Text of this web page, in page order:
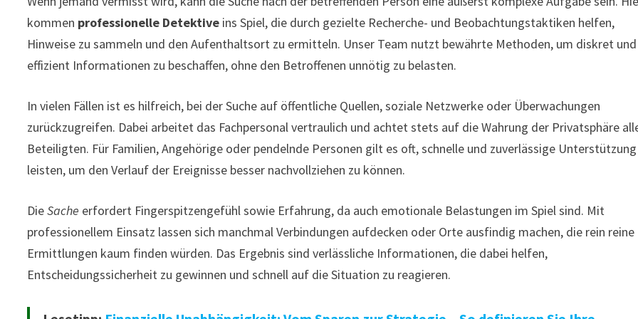
kommen professionelle Detektive ins Spiel, die durch gezielte Recherche- und Beobachtungstaktiken helfen,
Hinweise zu sammeln und den Aufenthaltsort zu ermitteln. Unser Team nutzt bewährte Methoden, um diskret und
effizient Informationen zu beschaffen, ohne den Betroffenen unnötig zu belasten.
In vielen Fällen ist es hilfreich, bei der Suche auf öffentliche Quellen, soziale Netzwerke oder Überwachungen
zurückzugreifen. Dabei arbeitet das Fachpersonal vertraulich und achtet stets auf die Wahrung der Privatsphäre
Beteiligten. Für Familien, Angehörige oder pendelnde Personen gilt es oft, schnelle und zuverlässige Unterstützung
leisten, um den Verlauf der Ereignisse besser nachvollziehen zu können.
DieSache erfordert Fingerspitzengefühl sowie Erfahrung, da auch emotionale Belastungen im Spiel sind. Mit
professionellem Einsatz lassen sich manchmal Verbindungen aufdecken oder Orte ausfindig machen, die rein reine
Ermittlungen kaum finden würden. Das Ergebnis sind verlässliche Informationen, die dabei helfen,
Entscheidungssicherheit zu gewinnen und schnell auf die Situation zu reagieren.